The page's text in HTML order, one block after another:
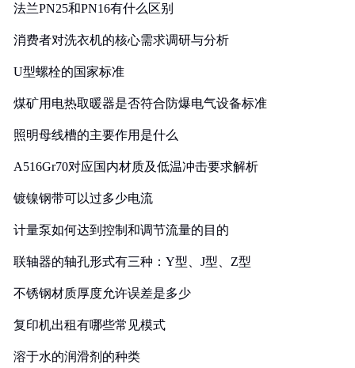
法兰PN25和PN16有什么区别
消费者对洗衣机的核心需求调研与分析
U型螺栓的国家标准
煤矿用电热取暖器是否符合防爆电气设备标准
照明母线槽的主要作用是什么
A516Gr70对应国内材质及低温冲击要求解析
镀镍钢带可以过多少电流
计量泵如何达到控制和调节流量的目的
联轴器的轴孔形式有三种：Y型、J型、Z型
不锈钢材质厚度允许误差是多少
复印机出租有哪些常见模式
溶于水的润滑剂的种类